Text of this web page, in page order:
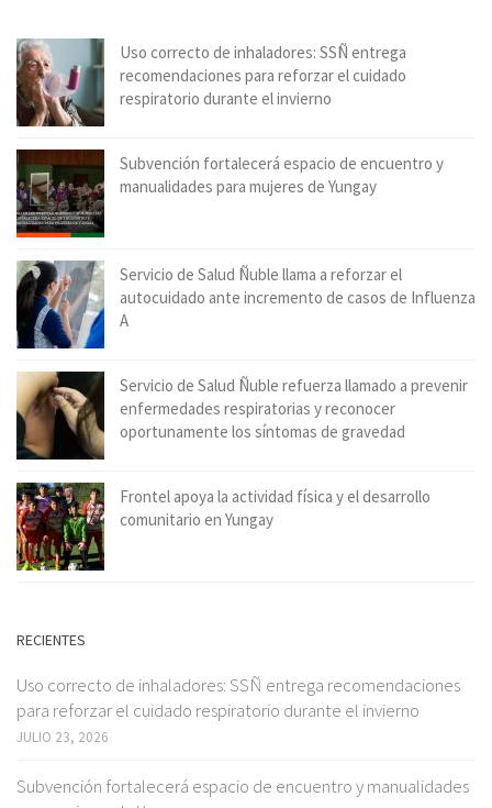
Uso correcto de inhaladores: SSÑ entrega
recomendaciones para reforzar el cuidado
respiratorio durante el invierno
Subvención fortalecerá espacio de encuentro y
manualidades para mujeres de Yungay
Servicio de Salud Ñuble llama a reforzar el
autocuidado ante incremento de casos de Influenza
A
Servicio de Salud Ñuble refuerza llamado a prevenir
enfermedades respiratorias y reconocer
oportunamente los síntomas de gravedad
Frontel apoya la actividad física y el desarrollo
comunitario en Yungay
RECIENTES
Uso correcto de inhaladores: SSÑ entrega recomendaciones
para reforzar el cuidado respiratorio durante el invierno
JULIO 23, 2026
Subvención fortalecerá espacio de encuentro y manualidades